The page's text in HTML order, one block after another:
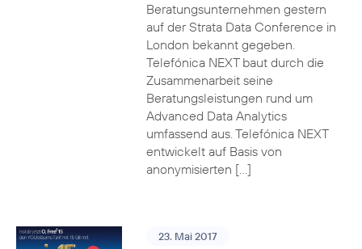
Beratungsunternehmen gestern
auf der Strata Data Conference in
London bekannt gegeben.
Telefónica NEXT baut durch die
Zusammenarbeit seine
Beratungsleistungen rund um
Advanced Data Analytics
umfassend aus. Telefónica NEXT
entwickelt auf Basis von
anonymisierten […]
23. Mai 2017